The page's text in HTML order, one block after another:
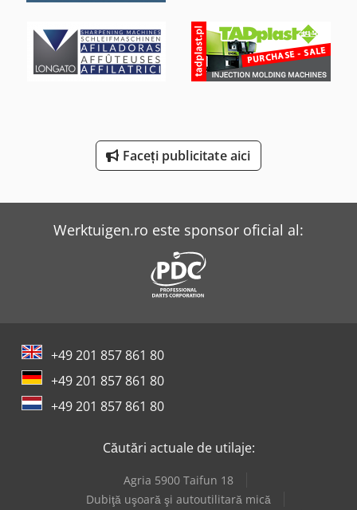
Tec Freetec
Tec Rotec
Weinbrenner Tsv 16/4100
Weinbrenner Tsv 6/3050
Faceți publicitate aici
Werktuigen.ro este sponsor oficial al:
+49 201 857 861 80
+49 201 857 861 80
+49 201 857 861 80
Căutări actuale de utilaje:
Agria 5900 Taifun 18
Dubiţă uşoară şi autoutilitară mică